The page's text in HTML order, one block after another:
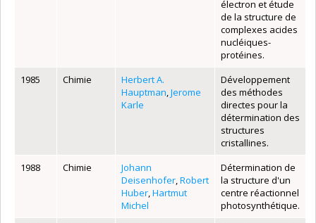
électron et étude
de la structure de
complexes acides
nucléiques-
protéines.
1985
Chimie
Herbert A.
Hauptman,Jerome
Karle
Développement
des méthodes
directes pour la
détermination des
structures
cristallines.
1988
Chimie
Johann
Deisenhofer,Robert
Huber,Hartmut
Michel
Détermination de
la structure d'un
centre réactionnel
photosynthétique.